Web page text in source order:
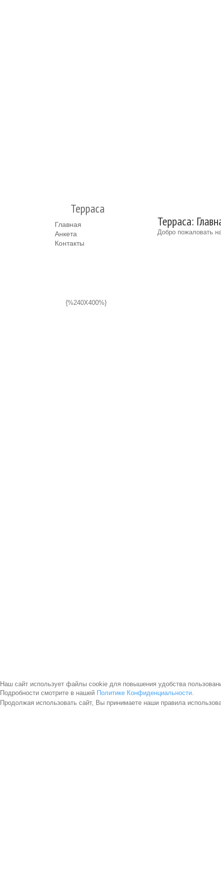
Терраса
Главная
Анкета
Контакты
{%240X400%}
Терраса:
Добро пожаловать
Наш сайт использует файлы cookie для повышения удобства
Подробности смотрите в нашей Политике Конфиденциальности.
Продолжая использовать сайт, Вы принимаете наши правила